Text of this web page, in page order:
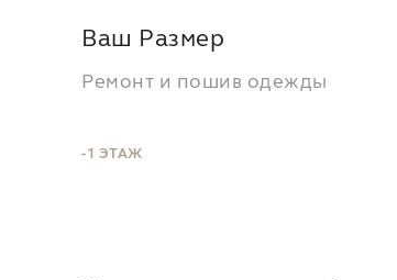
Ваш Размер
Ремонт и пошив одежды
-1 ЭТАЖ